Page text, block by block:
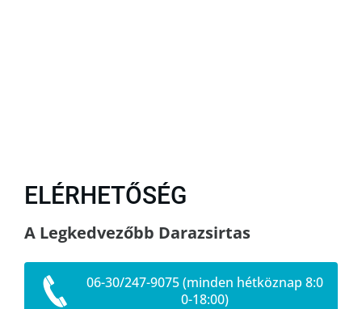
ELÉRHETŐSÉG
A Legkedvezőbb Darazsirtas
06-30/247-9075 (minden hétköznap 8:0
0-18:00)